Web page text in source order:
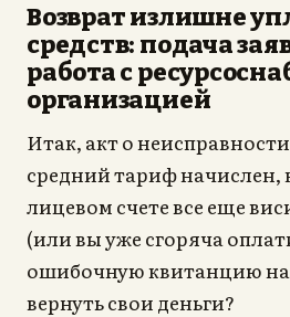
Возврат излишне
средств: подача
работа с
организацией
Итак, акт о
средний тариф начислен,
лицевом счете все еще
(или вы уже сгоряча
ошибочную квитанцию на
вернуть свои деньги?